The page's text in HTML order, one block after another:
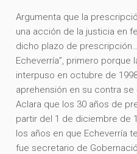
Argumenta que la
una acción de la justicia en
dicho plazo de
Echeverría”, primero porque
interpuso en octubre de
aprehensión en su contra se
Aclara que los 30 años de
partir del 1 de diciembre de
los años en que Echeverría
fue secretario de